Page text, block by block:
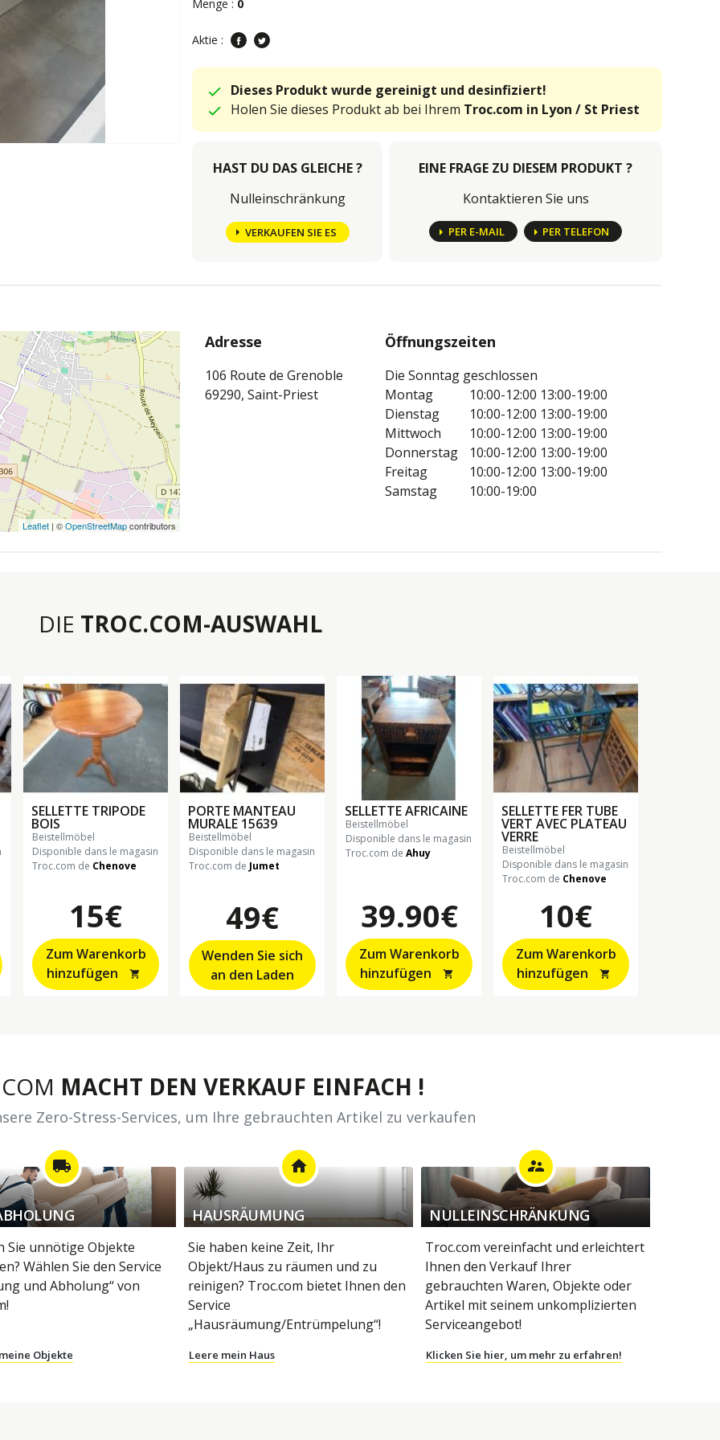
Menge : 0
Aktie :
Dieses Produkt wurde gereinigt und desinfiziert!
Holen Sie dieses Produkt ab bei Ihrem Troc.com in Lyon / St Priest
HAST DU DAS GLEICHE ?
Nulleinschränkung
VERKAUFEN SIE ES
EINE FRAGE ZU DIESEM PRODUKT ?
Kontaktieren Sie uns
PER E-MAIL PER TELEFON
Leaflet | ©OpenStreetMapcontributors
Adresse
106 Route de Grenoble
69290, Saint-Priest
Öffnungszeiten
Die Sonntag geschlossen
Montag
10:00-12:00 13:00-19:00
Dienstag
10:00-12:00 13:00-19:00
Mittwoch
10:00-12:00 13:00-19:00
Donnerstag
10:00-12:00 13:00-19:00
Freitag
10:00-12:00 13:00-19:00
Samstag
10:00-19:00
DIE TROC.COM-AUSWAHL
SELLETTE TRIPODE
BOIS
beistellmöbel
Disponible dans le magasin
Troc.com de Chenove
15€
Zum Warenkorb
hinzufügen
shopping_cart
PORTE MANTEAU
MURALE 15639
beistellmöbel
Disponible dans le magasin
Troc.com de Jumet
49€
Wenden Sie sich
an den Laden
SELLETTE AFRICAINE
beistellmöbel
Disponible dans le magasin
Troc.com de Ahuy
39.90€
Zum Warenkorb
hinzufügen
shopping_cart
SELLETTE FER TUBE
VERT AVEC PLATEAU
VERRE
beistellmöbel
Disponible dans le magasin
Troc.com de Chenove
10€
Zum Warenkorb
hinzufügen
shopping_cart
MACHT DEN VERKAUF EINFACH !
Zero-Stress-Services, um Ihre gebrauchten Artikel zu verkaufen
local_shipping
Sie unnötige Objekte
Wählen Sie den Service
und Abholung“ von
Objekte
home
HAUSRÄUMUNG
Sie haben keine Zeit, Ihr
Objekt/Haus zu räumen und zu
reinigen? Troc.com bietet Ihnen den
Service
„Hausräumung/Entrümpelung“!
Leere mein Haus
supervisor_account
NULLEINSCHRÄNKUNG
Troc.com vereinfacht und erleichtert
Ihnen den Verkauf Ihrer
gebrauchten Waren, Objekte oder
Artikel mit seinem unkomplizierten
Serviceangebot!
Klicken Sie hier, um mehr zu erfahren!